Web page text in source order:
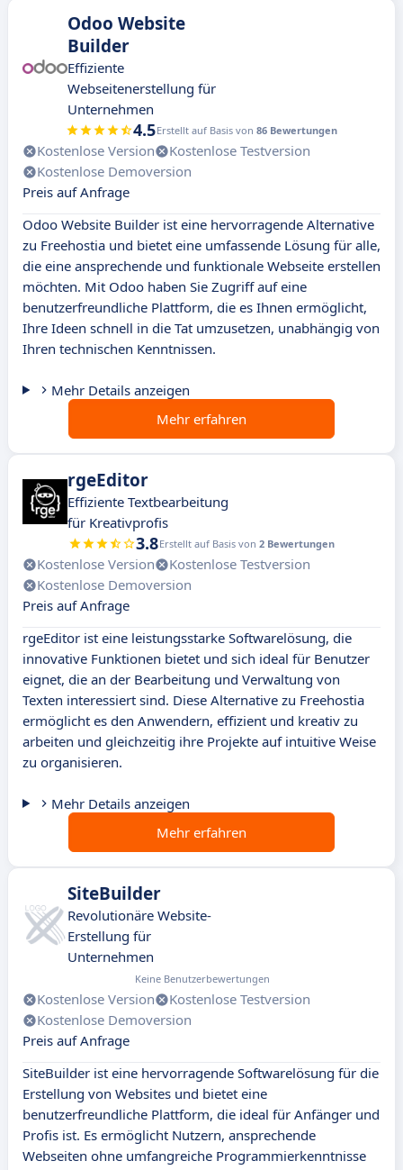
Odoo Website
Builder
Effiziente
Webseitenerstellung für
Unternehmen
4.5Erstellt auf Basis von 86 Bewertungen
Kostenlose Version
Kostenlose Testversion
Kostenlose Demoversion
Preis auf Anfrage
Odoo Website Builder ist eine hervorragende Alternative
zu Freehostia und bietet eine umfassende Lösung für alle,
die eine ansprechende und funktionale Webseite erstellen
möchten. Mit Odoo haben Sie Zugriff auf eine
benutzerfreundliche Plattform, die es Ihnen ermöglicht,
Ihre Ideen schnell in die Tat umzusetzen, unabhängig von
Ihren technischen Kenntnissen.
Mehr Details anzeigen
Mehr erfahren
rgeEditor
Effiziente Textbearbeitung
für Kreativprofis
3.8Erstellt auf Basis von 2 Bewertungen
Kostenlose Version
Kostenlose Testversion
Kostenlose Demoversion
Preis auf Anfrage
rgeEditor ist eine leistungsstarke Softwarelösung, die
innovative Funktionen bietet und sich ideal für Benutzer
eignet, die an der Bearbeitung und Verwaltung von
Texten interessiert sind. Diese Alternative zu Freehostia
ermöglicht es den Anwendern, effizient und kreativ zu
arbeiten und gleichzeitig ihre Projekte auf intuitive Weise
zu organisieren.
Mehr Details anzeigen
Mehr erfahren
SiteBuilder
Revolutionäre Website-
Erstellung für
Unternehmen
Keine Benutzerbewertungen
Kostenlose Version
Kostenlose Testversion
Kostenlose Demoversion
Preis auf Anfrage
SiteBuilder ist eine hervorragende Softwarelösung für die
Erstellung von Websites und bietet eine
benutzerfreundliche Plattform, die ideal für Anfänger und
Profis ist. Es ermöglicht Nutzern, ansprechende
Webseiten ohne umfangreiche Programmierkenntnisse